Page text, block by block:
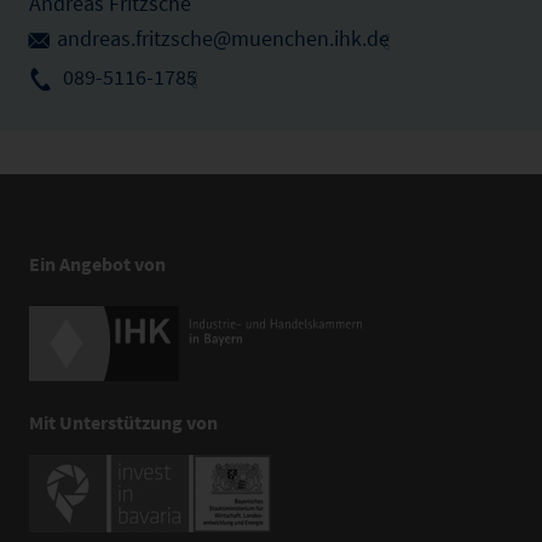
andreas.fritzsche@muenchen.ihk.de
089-5116-1785
Ein Angebot von
Mit Unterstützung von